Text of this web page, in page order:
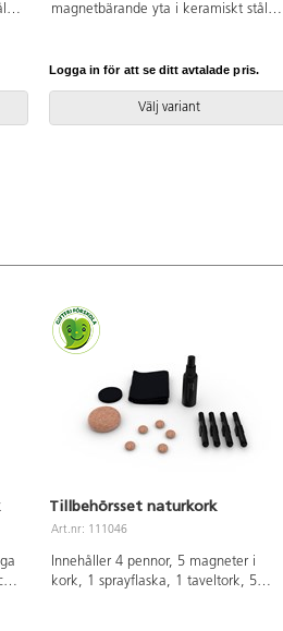
magnetbärande yta i keramiskt stål.
aluminium ingår. Finns även i klassiskt
Logga in för att se ditt avtalade pris.
Välj variant
Tillbehörsset naturkork
Art.nr: 111046
Innehåller 4 pennor, 5 magneter i
kork, 1 sprayflaska, 1 taveltork, 5